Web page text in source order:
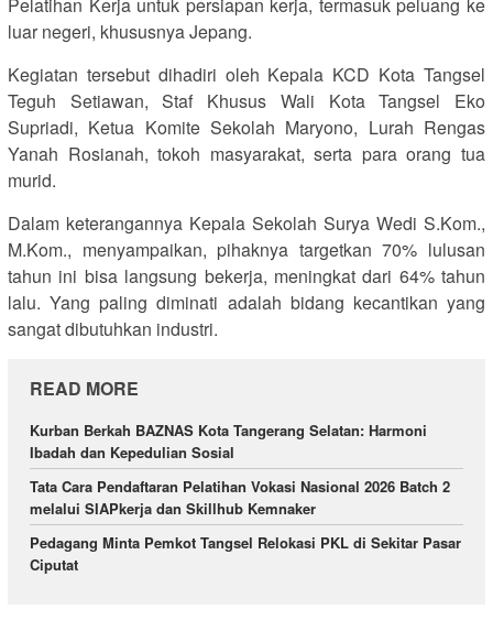
Pelatihan Kerja untuk persiapan kerja, termasuk peluang ke
luar negeri, khususnya Jepang.
Kegiatan tersebut dihadiri oleh Kepala KCD Kota Tangsel
Teguh Setiawan, Staf Khusus Wali Kota Tangsel Eko
Supriadi, Ketua Komite Sekolah Maryono, Lurah Rengas
Yanah Rosianah, tokoh masyarakat, serta para orang tua
murid.
Dalam keterangannya Kepala Sekolah Surya Wedi S.Kom.,
M.Kom., menyampaikan, pihaknya targetkan 70% lulusan
tahun ini bisa langsung bekerja, meningkat dari 64% tahun
lalu. Yang paling diminati adalah bidang kecantikan yang
sangat dibutuhkan industri.
READ MORE
Kurban Berkah BAZNAS Kota Tangerang Selatan: Harmoni
Ibadah dan Kepedulian Sosial
Tata Cara Pendaftaran Pelatihan Vokasi Nasional 2026 Batch 2
melalui SIAPkerja dan Skillhub Kemnaker
Pedagang Minta Pemkot Tangsel Relokasi PKL di Sekitar Pasar
Ciputat